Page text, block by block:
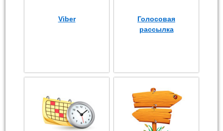
Viber
Голосовая
рассылка